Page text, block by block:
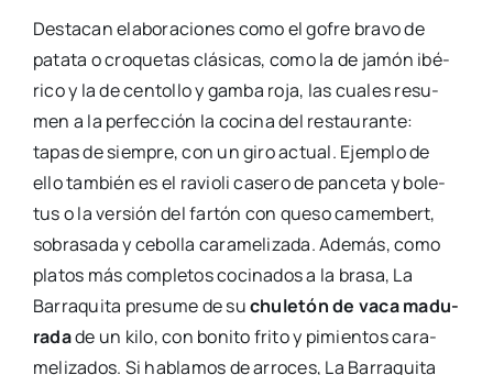
Des­ta­can ela­bo­ra­cio­nes como el gofre bra­vo de
pata­ta o cro­que­tas clá­si­cas, como la de jamón ibé­
ri­co y la de cen­to­llo y gam­ba roja, las cua­les resu­
men a la per­fec­ción la coci­na del res­tau­ran­te:
tapas de siem­pre, con un giro actual. Ejem­plo de
ello tam­bién es el ravio­li case­ro de pan­ce­ta y bole­
tus o la ver­sión del far­tón con que­so camem­bert,
sobra­sa­da y cebo­lla cara­me­li­za­da. Ade­más, como
pla­tos más com­ple­tos coci­na­dos a la bra­sa, La
Barra­qui­ta pre­su­me de suchu­le­tón de vaca madu­
ra­dade un kilo, con boni­to fri­to y pimien­tos cara­
me­li­za­dos. Si habla­mos de arro­ces, La Barra­qui­ta